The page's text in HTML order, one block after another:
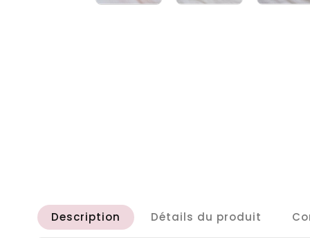
Description Détails du produit